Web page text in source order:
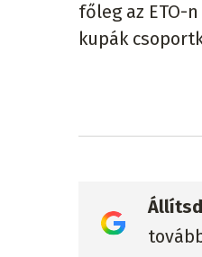
főleg az ETO-
kupák